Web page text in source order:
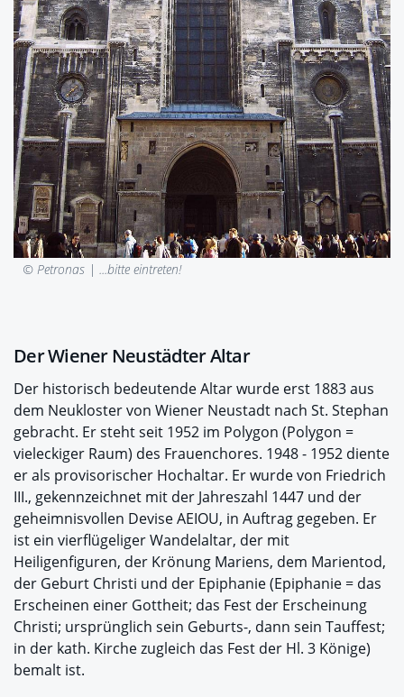
© Petronas | ...bitte eintreten!
Der Wiener Neustädter Altar
Der historisch bedeutende Altar wurde erst 1883 aus
dem Neukloster von Wiener Neustadt nach St. Stephan
gebracht. Er steht seit 1952 im Polygon (Polygon =
vieleckiger Raum) des Frauenchores. 1948 - 1952 diente
er als provisorischer Hochaltar. Er wurde von Friedrich
III., gekennzeichnet mit der Jahreszahl 1447 und der
geheimnisvollen Devise AEIOU, in Auftrag gegeben. Er
ist ein vierflügeliger Wandelaltar, der mit
Heiligenfiguren, der Krönung Mariens, dem Marientod,
der Geburt Christi und der Epiphanie (Epiphanie = das
Erscheinen einer Gottheit; das Fest der Erscheinung
Christi; ursprünglich sein Geburts-, dann sein Tauffest;
in der kath. Kirche zugleich das Fest der Hl. 3 Könige)
bemalt ist.